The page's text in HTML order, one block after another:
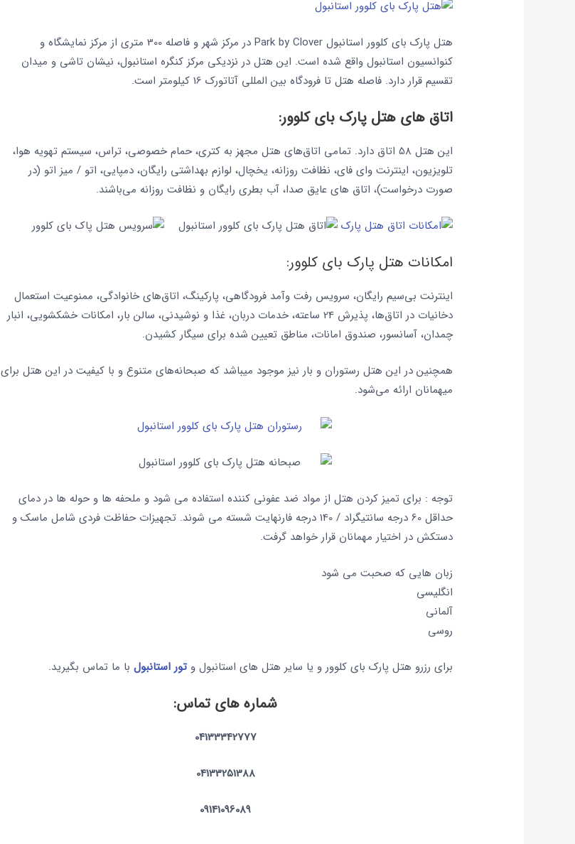
هتل پارک بای کلوور استانبول Park by Clover در مرکز شهر و فاصله 300 متری از مرکز نمایشگاه و
کنوانسیون استانبول واقع شده است. این هتل در نزدیکی مرکز کنگره استانبول، نیشان تاشی و میدان
تقسیم قرار دارد. فاصله هتل تا فرودگاه بین المللی آتاتورک 16 کیلومتر است.
اتاق های هتل پارک بای کلوور:
این هتل 58 اتاق دارد. تمامی اتاق‌های هتل مجهز به کتری، حمام خصوصی، تراس، سیستم تهویه هوا،
تلویزیون، اینترنت وای فای، نظافت روزانه، یخچال، لوازم بهداشتی رایگان، دمپایی، اتو / میز اتو (در
صورت درخواست)، اتاق های عایق صدا، آب بطری رایگان و نظافت روزانه می‌باشند.
امکانات هتل پارک بای کلوور:
اینترنت بی‌سیم رایگان، سرویس رفت وآمد فرودگاهی، پارکینگ، اتاق‌های خانوادگی، ممنوعیت استعمال
دخانیات در اتاق‌ها، پذیرش 24 ساعته، خدمات دربان، غذا و نوشیدنی، سالن بار، امکانات خشکشویی، انبار
چمدان، آسانسور، صندوق امانات، مناطق تعیین شده برای سیگار کشیدن.
همچنین در این هتل رستوران و بار نیز موجود میباشد که صبحانه‌های متنوع و با کیفیت در این هتل برای
میهمانان ارائه می‌شود.
توجه : برای تمیز کردن هتل از مواد ضد عفونی کننده استفاده می شود و ملحفه ها و حوله ها در دمای
حداقل 60 درجه سانتیگراد / 140 درجه فارنهایت شسته می شوند. تجهیزات حفاظت فردی شامل ماسک و
دستکش در اختیار مهمانان قرار خواهد گرفت.
زبان هایی که صحبت می شود
انگلیسی
آلمانی
روسی
برای رزرو هتل پارک بای کلوور و یا سایر هتل های استانبول وتور استانبول با ما تماس بگیرید.
شماره های تماس:
04133342777
04133251388
09141096089